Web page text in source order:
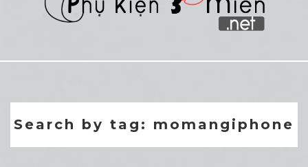
Search by tag: momangiphone